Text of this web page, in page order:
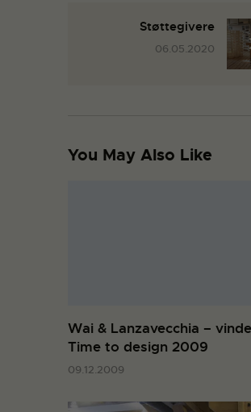
Støttegivere
06.05.2020
You May Also Like
Wai & Lanzavecchia –
Time to design 2009
09.12.2009